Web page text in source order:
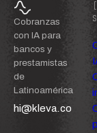
Cobranzas
con IA para
bancos y
prestamistas
de
Latinoamérica
hi@kleva.co
[